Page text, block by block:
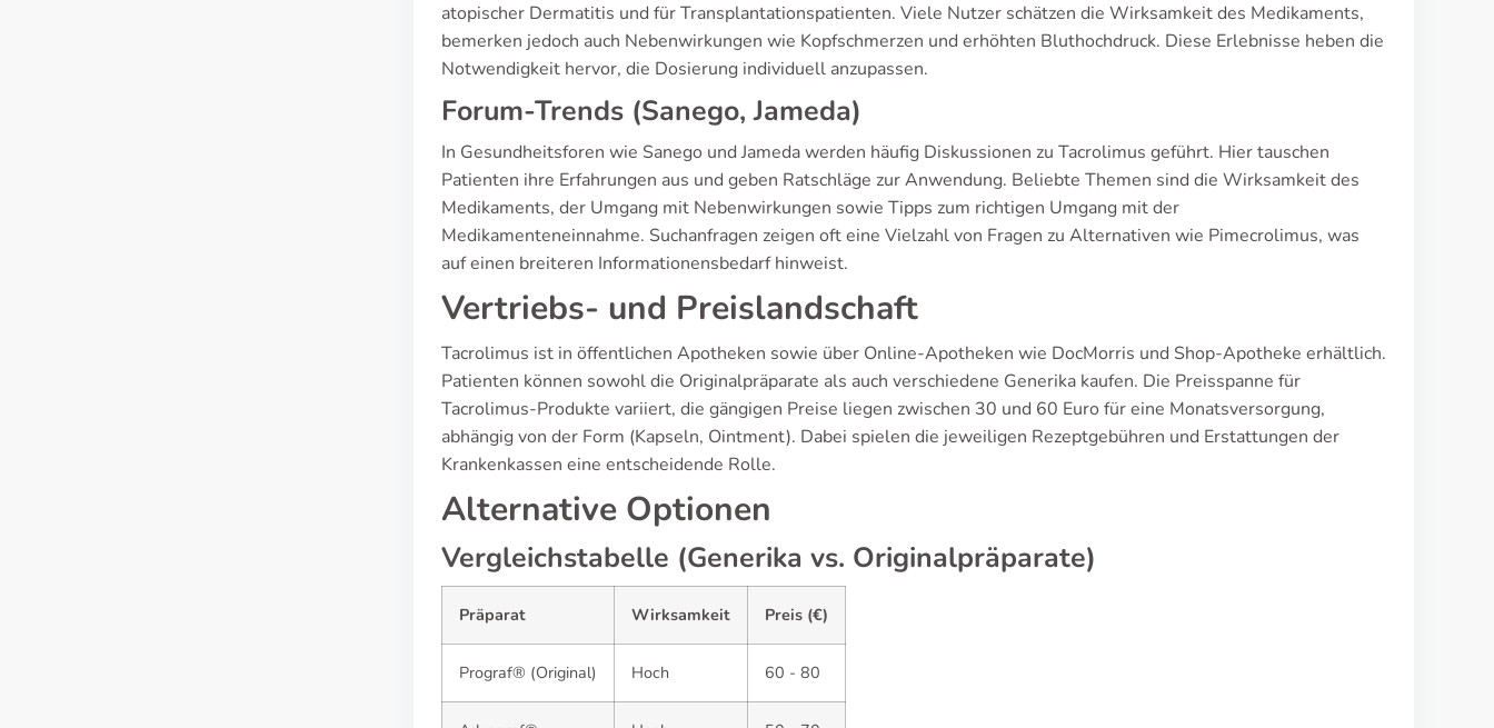
atopischer Dermatitis und für Transplantationspatienten. Viele Nutzer schätzen die Wirksamkeit des Medikaments,
bemerken jedoch auch Nebenwirkungen wie Kopfschmerzen und erhöhten Bluthochdruck. Diese Erlebnisse heben die
Notwendigkeit hervor, die Dosierung individuell anzupassen.
Forum-Trends (Sanego, Jameda)
In Gesundheitsforen wie Sanego und Jameda werden häufig Diskussionen zu Tacrolimus geführt. Hier tauschen
Patienten ihre Erfahrungen aus und geben Ratschläge zur Anwendung. Beliebte Themen sind die Wirksamkeit des
Medikaments, der Umgang mit Nebenwirkungen sowie Tipps zum richtigen Umgang mit der
Medikamenteneinnahme. Suchanfragen zeigen oft eine Vielzahl von Fragen zu Alternativen wie Pimecrolimus, was
auf einen breiteren Informationensbedarf hinweist.
Vertriebs- und Preislandschaft
Tacrolimus ist in öffentlichen Apotheken sowie über Online-Apotheken wie DocMorris und Shop-Apotheke erhältlich.
Patienten können sowohl die Originalpräparate als auch verschiedene Generika kaufen. Die Preisspanne für
Tacrolimus-Produkte variiert, die gängigen Preise liegen zwischen 30 und 60 Euro für eine Monatsversorgung,
abhängig von der Form (Kapseln, Ointment). Dabei spielen die jeweiligen Rezeptgebühren und Erstattungen der
Krankenkassen eine entscheidende Rolle.
Alternative Optionen
Vergleichstabelle (Generika vs. Originalpräparate)
Präparat Wirksamkeit Preis (€)
Prograf® (Original) Hoch 60 - 80